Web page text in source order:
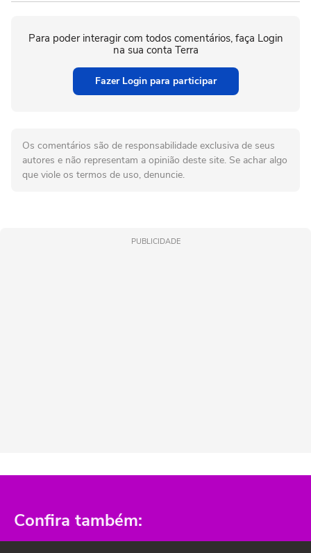
Para poder interagir com todos comentários, faça Login
na sua conta Terra
Fazer Login para participar
Os comentários são de responsabilidade exclusiva de seus
autores e não representam a opinião deste site. Se achar algo
que viole os termos de uso, denuncie.
PUBLICIDADE
Confira também: